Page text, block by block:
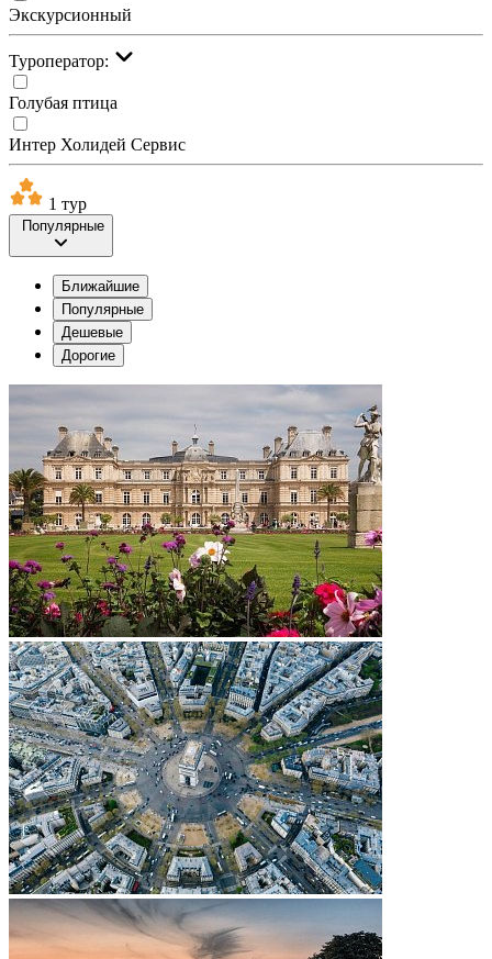
Экскурсионный
Туроператор:
Голубая птица
Интер Холидей Сервис
1 тур
Популярные
Ближайшие
Популярные
Дешевые
Дорогие